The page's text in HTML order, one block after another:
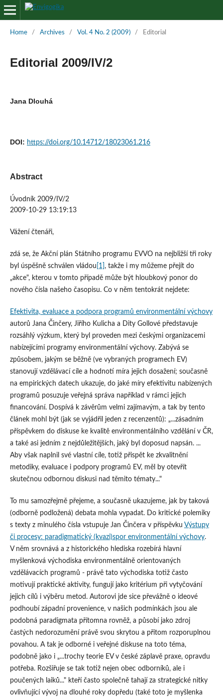
Home / Archives / Vol. 4 No. 2 (2009) / Editorial
Editorial 2009/IV/2
Jana Dlouhá
DOI: https://doi.org/10.14712/18023061.216
Abstract
Úvodník 2009/IV/2
2009-10-29 13:19:13
Vážení čtenáři,
zdá se, že Akční plán Státního programu EVVO na nejbližší tři roky
byl úspěšně schválen vládou [1] , takže i my můžeme přejít do
„akce", kterou v tomto případě může být hloubkový ponor do
nového čísla našeho časopisu. Co v něm tentokrát nejdete:
Efektivita, evaluace a podpora programů environmentální výchovy
autorů Jana Činčery, Jiřího Kulicha a Dity Gollové představuje
rozsáhlý výzkum, který byl proveden mezi českými organizacemi
nabízejícími programy environmentální výchovy. Zabývá se
způsobem, jakým se běžně (ve vybraných programech EV)
stanovují vzdělávací cíle a hodnotí míra jejich dosažení; současně
na empirických datech ukazuje, do jaké míry efektivitu nabízených
programů posuzuje veřejná správa například v rámci jejich
financování. Dospívá k závěrům velmi zajímavým, a tak by tento
článek mohl být (jak se vyjádřil jeden z recenzentů): „...zásadním
příspěvkem do diskuse ke kvalitě environmentálního vzdělání v ČR,
a také asi jedním z nejdůležitějších, jaký byl doposud napsán. ...
Aby však naplnil své vlastní cíle, totiž přispět ke zkvalitnění
metodiky, evaluace i podpory programů EV, měl by otevřít
skutečnou odbornou diskusi nad těmito tématy..."
To mu samozřejmě přejeme, a současně ukazujeme, jak by taková
(odborně podložená) debata mohla vypadat. Do kritické polemiky
s texty z minulého čísla vstupuje Jan Činčera v příspěvku Výstupy
či procesy: paradigmatický (kvazi)spor environmentální výchovy.
V něm srovnává a z historického hlediska rozebírá hlavní
myšlenková východiska environmentálně orientovaných
vzdělávacích programů - právě tato východiska totiž často
motivují praktické aktivity, fungují jako kritérium při vytyčování
jejich cílů i výběru metod. Autorovi jde sice převážně o ideové
podhoubí západní provenience, v našich podmínkách jsou ale
podobná paradigmata přítomna rovněž, a působí jako zdroj
častých nedorozumění právě svou skrytou a přitom rozporuplnou
povahou. A tak je odborné i veřejné diskuse na toto téma,
podobně jako i „...trochy teorie EV v české záplavě praxe, opravdu
potřeba. Rozšiřuje se tak totiž nejen obec odborníků, ale i
poučených laiků..." kteří často společně tahají za strategické nitky
ovlivňující vývoj na dlouhé roky dopředu (také toto je myšlenka